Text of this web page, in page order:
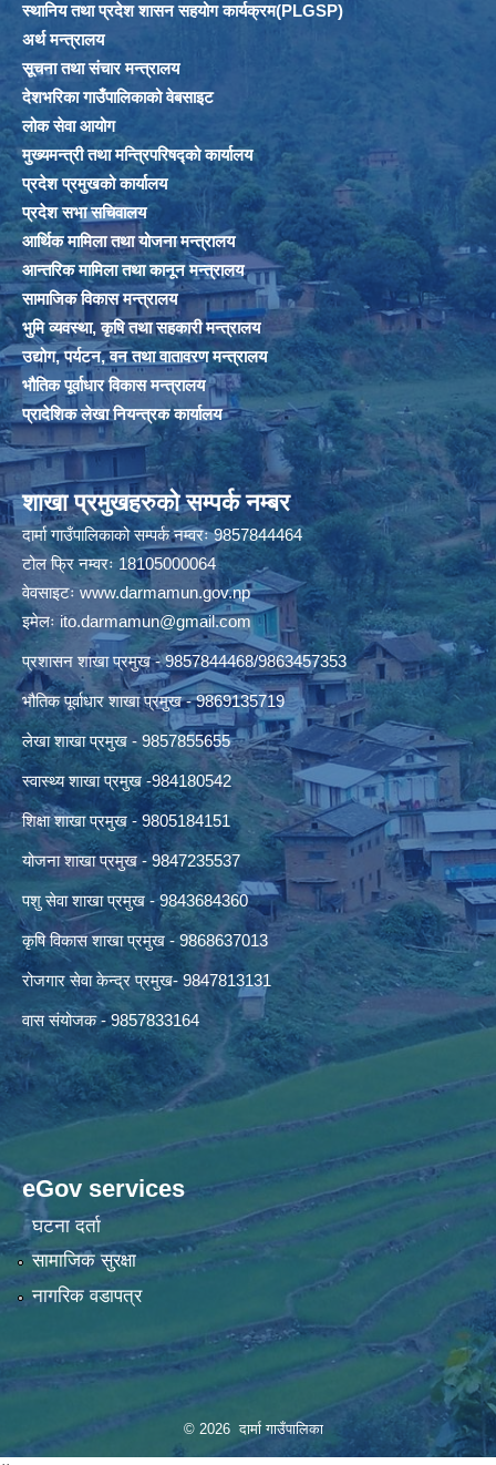
स्थानिय तथा प्रदेश शासन सहयोग कार्यक्रम(PLGSP)
अर्थ मन्त्रालय
सूचना तथा संचार मन्त्रालय
देशभरिका गाउँपालिकाको वेबसाइट
लोक सेवा आयोग
मुख्यमन्त्री तथा मन्त्रिपरिषद्को कार्यालय
प्रदेश प्रमुखको कार्यालय
प्रदेश सभा सचिवालय
आर्थिक मामिला तथा योजना मन्त्रालय
आन्तरिक मामिला तथा कानून मन्त्रालय
सामाजिक विकास मन्त्रालय
भुमि व्यवस्था, कृषि तथा सहकारी मन्त्रालय
उद्योग, पर्यटन, वन तथा वातावरण मन्त्रालय
भौतिक पूर्वाधार विकास मन्त्रालय
प्रादेशिक लेखा नियन्त्रक कार्यालय
शाखा प्रमुखहरुको सम्पर्क नम्बर
दार्मा गाउँपालिकाको सम्पर्क नम्वरः 9857844464
टोल फ्रि नम्वरः 18105000064
वेवसाइटःwww.darmamun.gov.np
इमेलःito.darmamun@gmail.com
प्रशासन शाखा प्रमुख - 9857844468/9863457353
भौतिक पूर्वाधार शाखा प्रमुख - 9869135719
लेखा शाखा प्रमुख - 9857855655
स्वास्थ्य शाखा प्रमुख -984180542
शिक्षा शाखा प्रमुख - 9805184151
योजना शाखा प्रमुख - 9847235537
पशु सेवा शाखा प्रमुख - 9843684360
कृषि विकास शाखा प्रमुख - 9868637013
रोजगार सेवा केन्द्र प्रमुख- 9847813131
वास संयोजक - 9857833164
eGov services
घटना दर्ता
सामाजिक सुरक्षा
नागरिक वडापत्र
© 2026 दार्मा गाउँपालिका